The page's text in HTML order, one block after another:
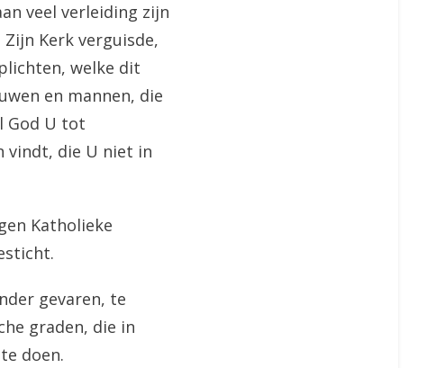
veel verleiding zijn
Kerk verguisde,
welke dit
en mannen, die
God U tot
vindt, die U niet in
Katholieke
gevaren, te
graden, die in
doen.